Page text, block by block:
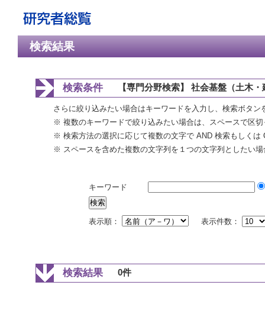
検索結果
検索条件 【専門分野検索】 社会基盤（土木
さらに絞り込みたい場合はキーワードを入力し、検索ボタ
※ 複数のキーワードで絞り込みたい場合は、スペースで区
※ 検索方法の選択に応じて複数の文字で AND 検索もしくは
※ スペースを含めた複数の文字列を１つの文字列としたい
キーワード
表示順： 表示件数：
検索結果 0件